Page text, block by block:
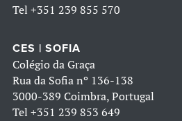
Tel +351 239 855 570
CES | SOFIA
Colégio da Graça
Rua da Sofia nº 136-138
3000-389 Coimbra, Portugal
Tel +351 239 853 649